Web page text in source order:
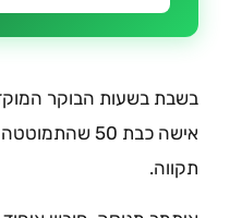
בשבת בשעות הבוקר
אישה כבת 50
תקווה.